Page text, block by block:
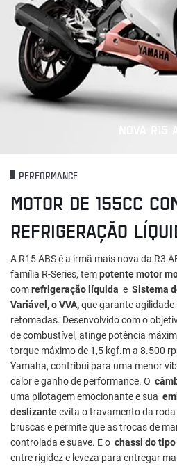
NOVA R15
PERFORMANCE
MOTOR DE 155CC
REFRIGERAÇÃO
A R15 ABS é a irmã mais nova da R3
família R-Series, tempotente motor
comrefrigeração líquida e Sistema
Variável, o VVA,que garante
retomadas. Desenvolvido com o
de combustível, atinge potência
torque máximo de 1,5 kgf.m a 8.500
Yamaha, contribui para uma menor
calor e ganho de performance. O
uma pilotagem emocionante e sua
deslizanteevita o travamento da
bruscas e permite que as trocas de
controlada e suave. E o chassi do
entre rigidez e leveza para entregar